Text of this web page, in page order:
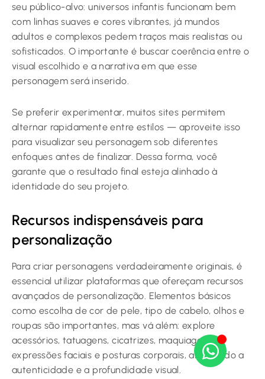
seu público-alvo: universos infantis funcionam bem
com linhas suaves e cores vibrantes, já mundos
adultos e complexos pedem traços mais realistas ou
sofisticados. O importante é buscar coerência entre o
visual escolhido e a narrativa em que esse
personagem será inserido.
Se preferir experimentar, muitos sites permitem
alternar rapidamente entre estilos — aproveite isso
para visualizar seu personagem sob diferentes
enfoques antes de finalizar. Dessa forma, você
garante que o resultado final esteja alinhado à
identidade do seu projeto.
Recursos indispensáveis para
personalização
Para criar personagens verdadeiramente originais, é
essencial utilizar plataformas que ofereçam recursos
avançados de personalização. Elementos básicos
como escolha de cor de pele, tipo de cabelo, olhos e
roupas são importantes, mas vá além: explore
acessórios, tatuagens, cicatrizes, maquiagem,
expressões faciais e posturas corporais, ampliando a
autenticidade e a profundidade visual.